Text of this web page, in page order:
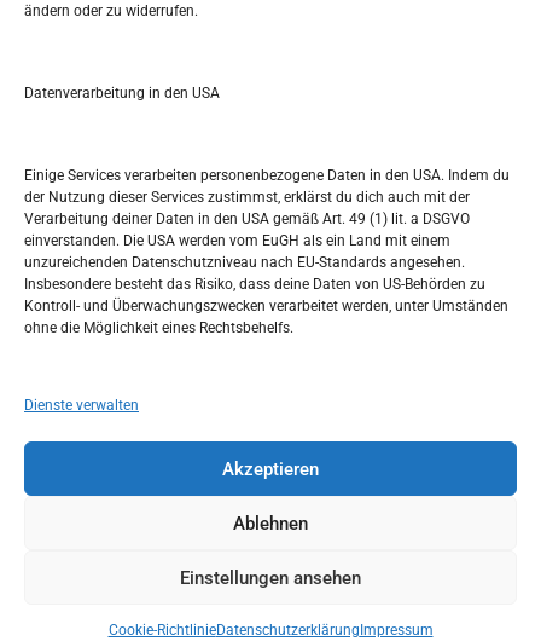
ändern oder zu widerrufen.
Datenverarbeitung in den USA
Einige Services verarbeiten personenbezogene Daten in den USA. Indem du
der Nutzung dieser Services zustimmst, erklärst du dich auch mit der
Verarbeitung deiner Daten in den USA gemäß Art. 49 (1) lit. a DSGVO
einverstanden. Die USA werden vom EuGH als ein Land mit einem
unzureichenden Datenschutzniveau nach EU-Standards angesehen.
Insbesondere besteht das Risiko, dass deine Daten von US-Behörden zu
Kontroll- und Überwachungszwecken verarbeitet werden, unter Umständen
ohne die Möglichkeit eines Rechtsbehelfs.
Dienste verwalten
Akzeptieren
Ablehnen
Einstellungen ansehen
Cookie-RichtlinieDatenschutzerklärung Impressum
S
DEZEMBER 2016
M D M D F S
1 2 3
5 6 7 8 9 10 11
19 20
26 27 28 29 30 31
« Nov. Jan. »
Copyright © 2026Idemo u Svijet-Njemacka!
Theme by:Theme Horse Proudly Powered by: